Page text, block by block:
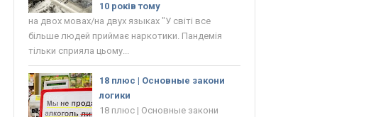
10 років тому
на двох мовах/на двух языках "У світі все
більше людей приймає наркотики. Пандемія
тільки сприяла цьому...
18 плюс | Основные закони
логики
18 плюс | Основные закони